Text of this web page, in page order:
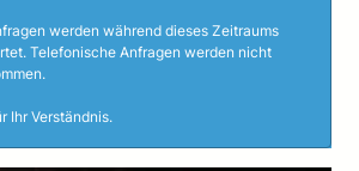
werden während dieses Zeitraums
Telefonische Anfragen werden nicht
Ihr Verständnis.